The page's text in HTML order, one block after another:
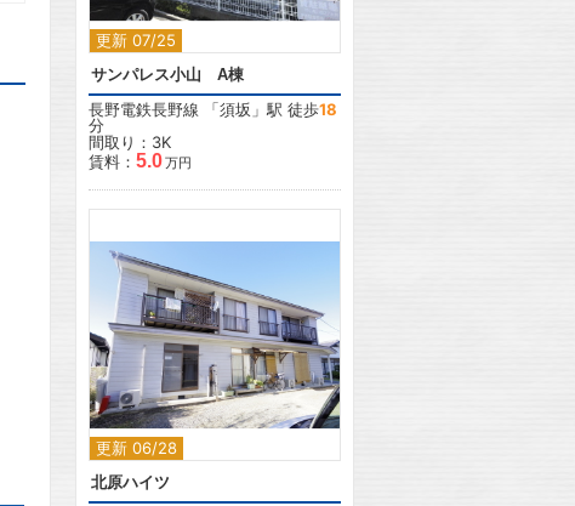
更新 07/25
サンパレス小山 A棟
長野電鉄長野線 「須坂 」駅 徒歩18
分
間取り：3K
賃料： 5.0万円
更新 06/28
北原ハイツ